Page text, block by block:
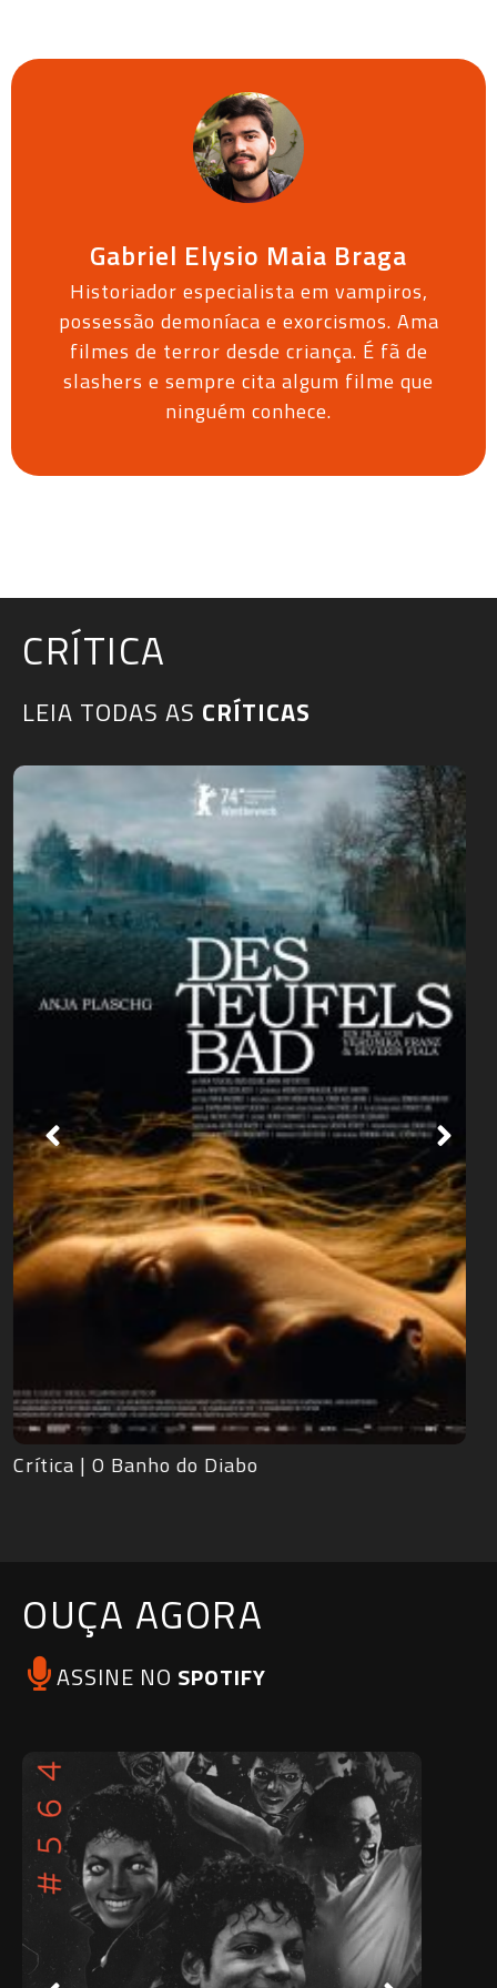
Gabriel Elysio Maia Braga
Historiador especialista em vampiros,
possessão demoníaca e exorcismos. Ama
filmes de terror desde criança. É fã de
slashers e sempre cita algum filme que
ninguém conhece.
CRÍTICA
LEIA TODAS AS CRÍTICAS​
RdMCast #529 – Frankenstein de Guillermo del
OUÇA AGORA
ASSINE NO SPOTIFY